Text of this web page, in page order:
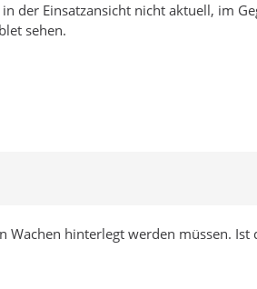
der Einsatzansicht nicht aktuell, im
sehen.
hinterlegt werden müssen. Ist